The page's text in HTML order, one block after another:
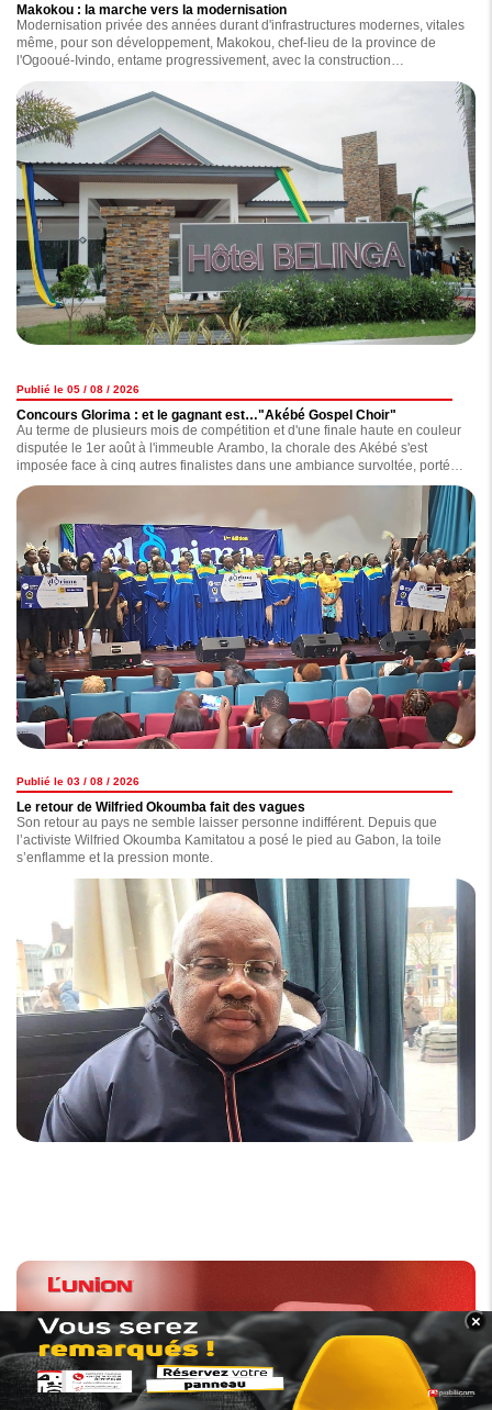
Makokou : la marche vers la modernisation
Modernisation privée des années durant d'infrastructures modernes, vitales
même, pour son développement, Makokou, chef-lieu de la province de
l'Ogooué-Ivindo, entame progressivement, avec la construction
d'infrastructures dont certaines ont été inaugurées en début de semaine
par le chef de l'Etat, Brice Clotaire Oligui Nguema, pendant que d'autres
sont en voie d'achèvement, sa marche vers un futur radieux. Au grand
bonheur des habitants de cette région située au nord-est du Gabon.
Publié le 05 / 08 / 2026
Concours Glorima : et le gagnant est…"Akébé Gospel Choir"
Au terme de plusieurs mois de compétition et d'une finale haute en couleur
disputée le 1er août à l'immeuble Arambo, la chorale des Akébé s'est
imposée face à cinq autres finalistes dans une ambiance survoltée, portée
par un public totalement connecté à l'événement.
Publié le 03 / 08 / 2026
Le retour de Wilfried Okoumba fait des vagues
Son retour au pays ne semble laisser personne indifférent. Depuis que
l’activiste Wilfried Okoumba Kamitatou a posé le pied au Gabon, la toile
s’enflamme et la pression monte.
BANNER_BAS
×